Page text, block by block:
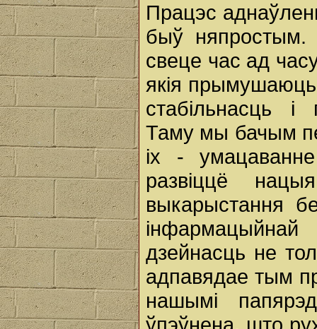
Працэс
быў няпростым.
свеце час ад
якія
стабільнасць і
Таму мы бачым
іх -
развіццё
выкарыстання
дзейнасць не
адпавядае тым
нашымі